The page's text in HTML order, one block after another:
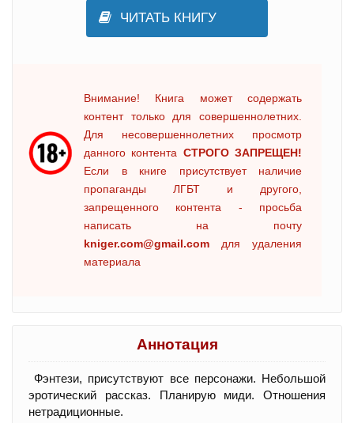
ЧИТАТЬ КНИГУ
Внимание! Книга может содержать
контент только для совершеннолетних.
Для несовершеннолетних просмотр
данного контента СТРОГО ЗАПРЕЩЕН!
Если в книге присутствует наличие
пропаганды ЛГБТ и другого,
запрещенного контента - просьба
написать на почту
kniger.com@gmail.com для удаления
материала
Аннотация
Фэнтези, присутствуют все персонажи. Небольшой
эротический рассказ. Планирую миди. Отношения
нетрадиционные.